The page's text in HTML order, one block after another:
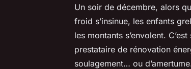
Un soir de décembre, alors
froid s’insinue, les enfants
les montants s’envolent.
prestataire de rénovation
soulagement… ou